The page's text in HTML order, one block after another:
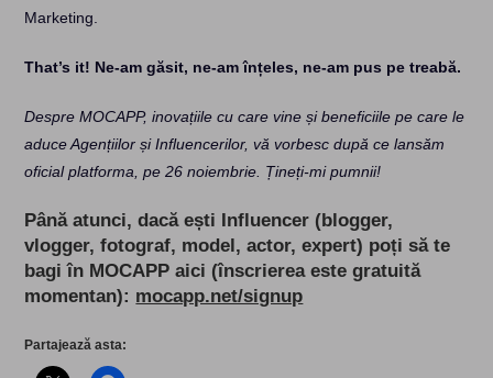
Marketing.
That’s it! Ne-am găsit, ne-am înțeles, ne-am pus pe treabă.
Despre MOCAPP, inovațiile cu care vine și beneficiile pe care le
aduce Agențiilor și Influencerilor, vă vorbesc după ce lansăm
oficial platforma, pe 26 noiembrie. Țineți-mi pumnii!
Până atunci, dacă ești Influencer (blogger,
vlogger, fotograf, model, actor, expert) poți să te
bagi în MOCAPP aici (înscrierea este gratuită
momentan): mocapp.net/signup
Partajează asta: